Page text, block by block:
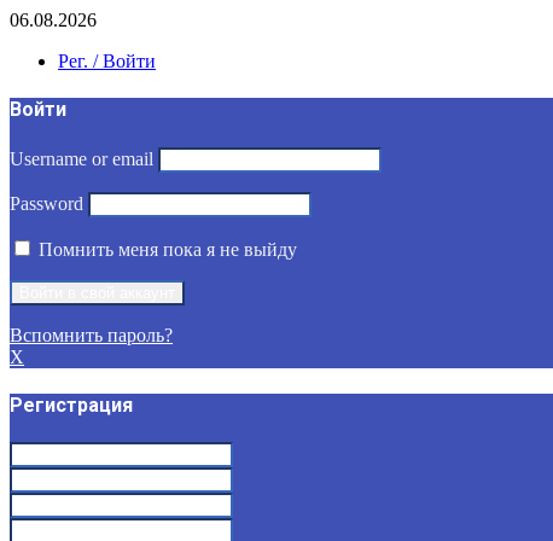
06.08.2026
Рег. / Войти
Войти
Username or email
Password
Помнить меня пока я не выйду
Вспомнить пароль?
X
Регистрация